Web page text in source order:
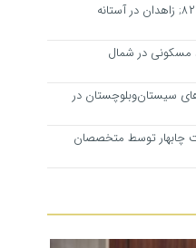
راه‌آهن چابهار &#۸۲۱۱; زاهدان در آستانه
واحد مسکونی در شمال
سیستان‌وبلوچستان در
چابهار توسط متخصصان